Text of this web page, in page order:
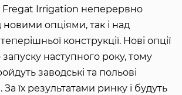
Fregat Irrigation неперервно
опціями, так і над
конструкції. Нові опції
наступного року, тому
заводські та польові
їх результатами ринку і будуть